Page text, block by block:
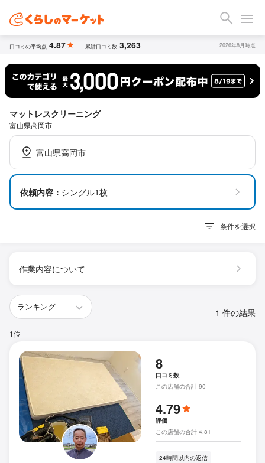
口コミの平均点 4.87 累計口コミ数 3,263 2026年8月時点
マットレスクリーニング
富山県高岡市
富山県高岡市
依頼内容： シングル1枚
条件を選択
作業内容について
1 件の結果
1位
8
口コミ数
この店舗の合計 90
4.79
評価
この店舗の合計 4.81
24時間以内の返信